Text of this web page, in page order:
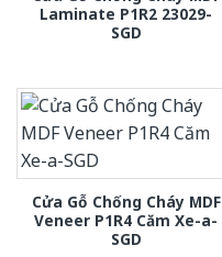
Laminate P1R2 23029-
SGD
Cửa Gỗ Chống Cháy MDF
Veneer P1R4 Căm Xe-a-
SGD